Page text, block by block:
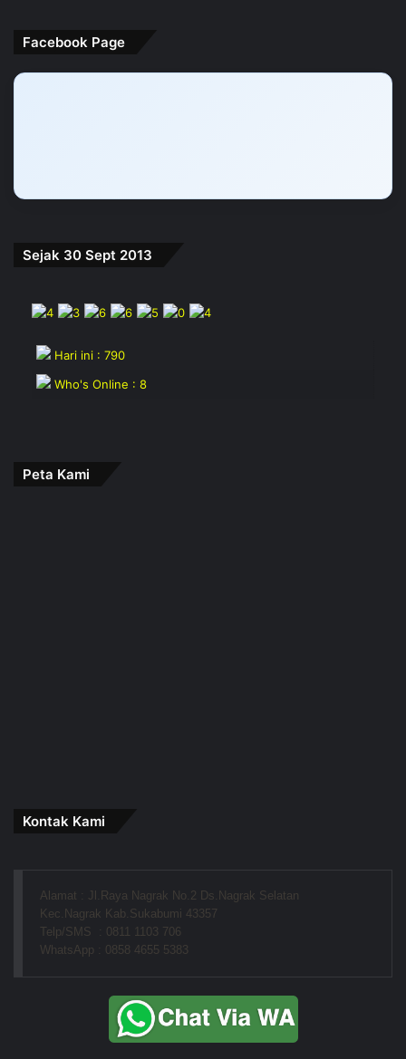
Facebook Page
Sejak 30 Sept 2013
Hari ini : 790
Who's Online : 8
Peta Kami
Kontak Kami
Alamat : Jl.Raya Nagrak No.2 Ds.Nagrak Selatan
Kec.Nagrak Kab.Sukabumi 43357
Telp/SMS  : 0811 1103 706
WhatsApp : 0858 4655 5383